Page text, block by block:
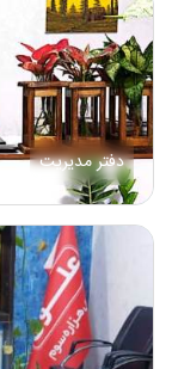
دفتر مدیریت